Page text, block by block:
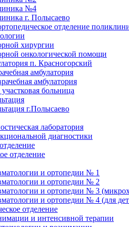
№4
г. Полысаево
отделение
хирургии
онкологической помощи
п. Красногорский
амбулатория
амбулатория
больница
г.Полысаево
лаборатория
диагностики
отделение
и ортопедии № 1
и ортопедии № 2
и ортопедии № 3
и ортопедии № 4 (для
отделение
и интенсивной терапии